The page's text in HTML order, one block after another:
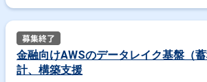
金融向けAWSのデータレイク基盤（
計、構築支援